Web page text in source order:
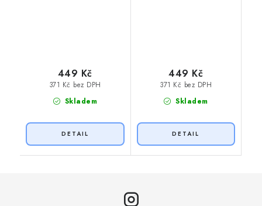
Skladem
371 Kč bez DPH
449 Kč
Skladem
371 Kč bez DPH
449 Kč